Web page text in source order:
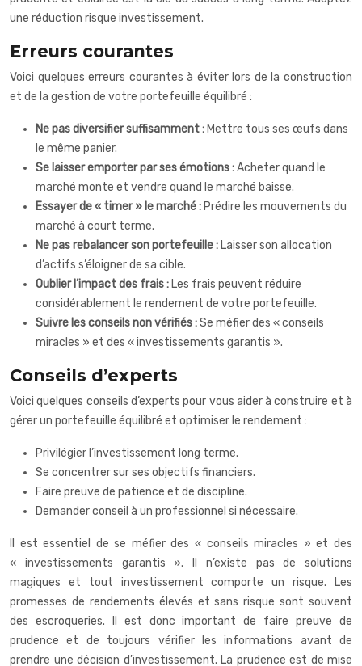
une réduction risque investissement.
Erreurs courantes
Voici quelques erreurs courantes à éviter lors de la construction
et de la gestion de votre portefeuille équilibré :
Ne pas diversifier suffisamment : Mettre tous ses œufs dans
le même panier.
Se laisser emporter par ses émotions :Acheter quand le
marché monte et vendre quand le marché baisse.
Essayer de « timer » le marché : Prédire les mouvements du
marché à court terme.
Ne pas rebalancer son portefeuille : Laisser son allocation
d’actifs s’éloigner de sa cible.
Oublier l’impact des frais : Les frais peuvent réduire
considérablement le rendement de votre portefeuille.
Suivre les conseils non vérifiés :Se méfier des « conseils
miracles » et des « investissements garantis ».
Conseils d’experts
Voici quelques conseils d’experts pour vous aider à construire et à
gérer un portefeuille équilibré et optimiser le rendement :
Privilégier l’investissement long terme.
Se concentrer sur ses objectifs financiers.
Faire preuve de patience et de discipline.
Demander conseil à un professionnel si nécessaire.
Il est essentiel de se méfier des « conseils miracles » et des
« investissements garantis ». Il n’existe pas de solutions
magiques et tout investissement comporte un risque. Les
promesses de rendements élevés et sans risque sont souvent
des escroqueries. Il est donc important de faire preuve de
prudence et de toujours vérifier les informations avant de
prendre une décision d’investissement. La prudence est de mise